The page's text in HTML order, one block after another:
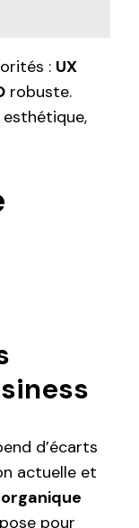
: UX
robuste.
d’écarts
actuelle et
pour